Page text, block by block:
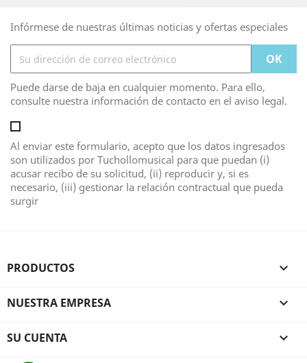
Infórmese de nuestras últimas noticias y ofertas especiales
Puede darse de baja en cualquier momento. Para ello,
consulte nuestra información de contacto en el aviso legal.
Al enviar este formulario, acepto que los datos ingresados
son utilizados por Tuchollomusical para que puedan (i)
acusar recibo de su solicitud, (ii) reproducir y, si es
necesario, (iii) gestionar la relación contractual que pueda
surgir
PRODUCTOS 
NUESTRA EMPRESA 
SU CUENTA 